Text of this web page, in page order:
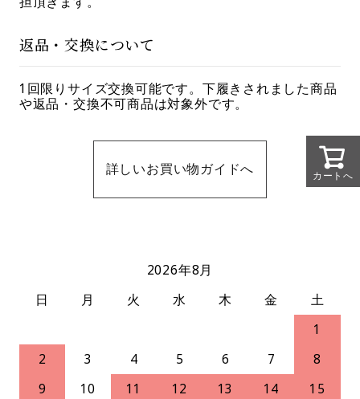
カートへ
返品・交換について
1回限りサイズ交換可能です。下履きされました商品
や返品・交換不可商品は対象外です。
詳しいお買い物ガイドへ
2026年8月
日
月 火 水 木 金
土
1
2
3 4 5 6 7
8
9
10 11 12 13 14
15